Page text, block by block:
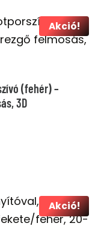
Akció!
(fehér) –
3D
Ft.
Akció!